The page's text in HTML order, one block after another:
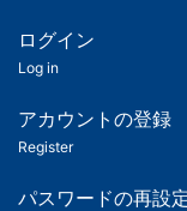
ツ
匿
名
ユ
ログイン
Log in
アカウントの登録
Register
パスワードの再設